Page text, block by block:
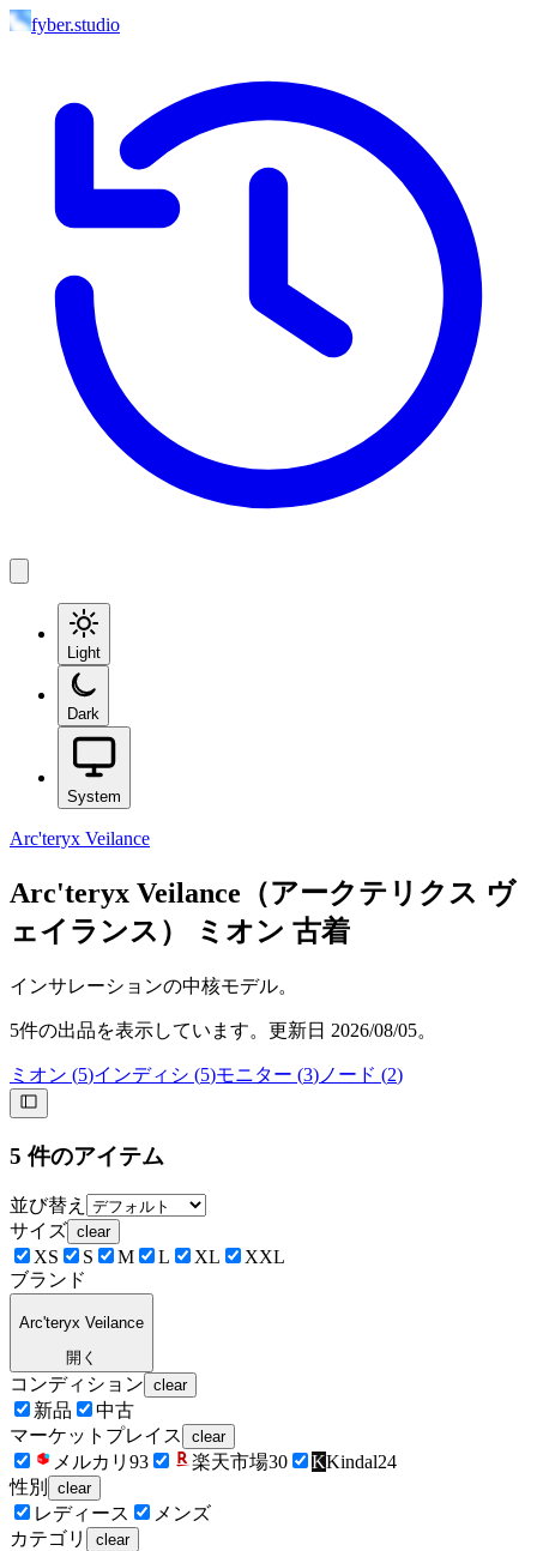
fyber.studio
Light
Dark
System
Arc'teryx Veilance
Arc'teryx Veilance（アークテリクス ヴ
ェイランス）
ミオン 古着
インサレーションの中核モデル。
5件の出品を表示しています。更新日 2026/08/05。
ミオン (5)インディシ (5)モニター (3) ノード (2)
5 件のアイテム
並び替え
サイズ clear
XS S M L XL
XXL
ブランド
Arc'teryx Veilance
開く
コンディション clear
新品
中古
マーケットプレイス
clear
メルカリ 93 楽天市場30 KKindal24
性別
clear
レディース
メンズ
カテゴリ
clear